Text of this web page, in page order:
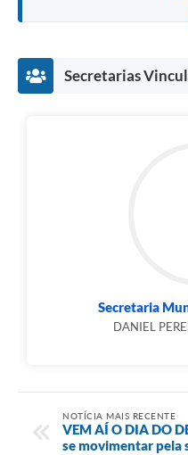
Secretarias
Secretaria
DANIEL
NOTÍCIA MAIS RECENTE
VEM AÍ O DIA DO
se movimentar pela